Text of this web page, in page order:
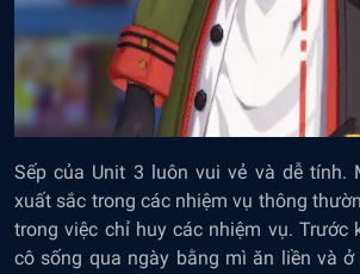
Sếp của Unit 3 luôn vui vẻ và dễ tính.
xuất sắc trong các nhiệm vụ thông
trong việc chỉ huy các nhiệm vụ. Trước
cô sống qua ngày bằng mì ăn liền và